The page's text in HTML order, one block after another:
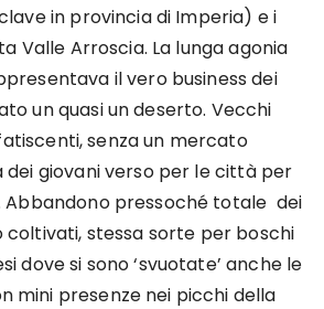
in provincia di Imperia) e i
Valle Arroscia. La lunga agonia
il vero business dei
un quasi un deserto. Vecchi
senza un mercato
dei giovani verso per le città per
Abbandono pressoché totale dei
stessa sorte per boschi
dove si sono ‘svuotate’ anche le
mini presenze nei picchi della